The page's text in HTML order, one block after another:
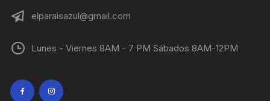
elparaisazul@gmail.com
Lunes - Viernes 8AM - 7 PM Sábados 8AM-12PM